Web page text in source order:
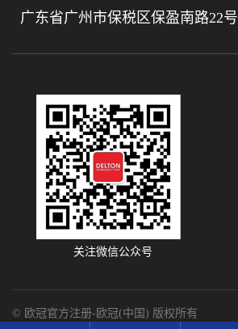
广东省广州市保税区保盈南路22号
关注微信公众号
© 欧冠官方注册-欧冠(中国) 版权所有